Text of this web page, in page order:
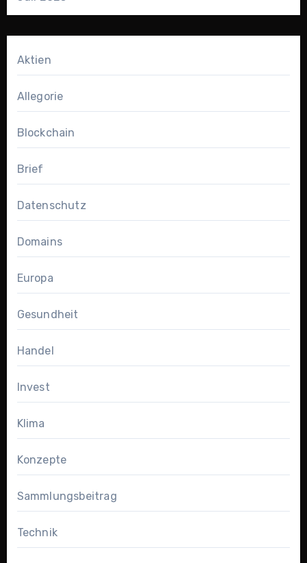
Aktien
Allegorie
Blockchain
Brief
Datenschutz
Domains
Europa
Gesundheit
Handel
Invest
Klima
Konzepte
Sammlungsbeitrag
Technik